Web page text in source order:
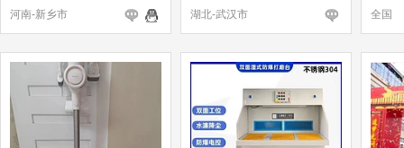
河南-新乡市
湖北-武汉市
全国